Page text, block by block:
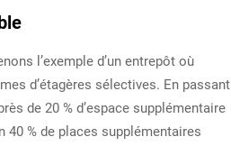
l’exemple d’un entrepôt où
d’étagères sélectives. En passant
de 20 % d’espace supplémentaire
40 % de places supplémentaires